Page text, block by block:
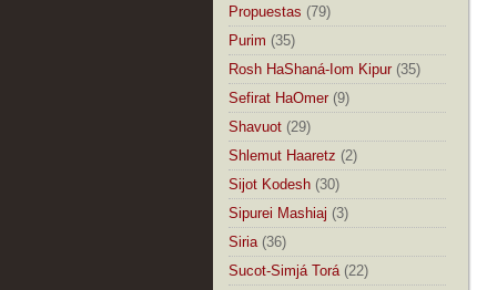
Propuestas (79)
Purim (35)
Rosh HaShaná-Iom Kipur (35)
Sefirat HaOmer (9)
Shavuot (29)
Shlemut Haaretz (2)
Sijot Kodesh (30)
Sipurei Mashiaj (3)
Siria (36)
Sucot-Simjá Torá (22)